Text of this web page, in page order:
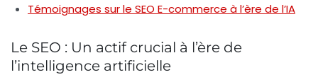
Témoignages sur le SEO E-commerce à l’ère de l’IA
Le SEO : Un actif crucial à l’ère de
l’intelligence artificielle